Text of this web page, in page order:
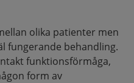
olika patienter men
fungerande behandling.
funktionsförmåga,
form av